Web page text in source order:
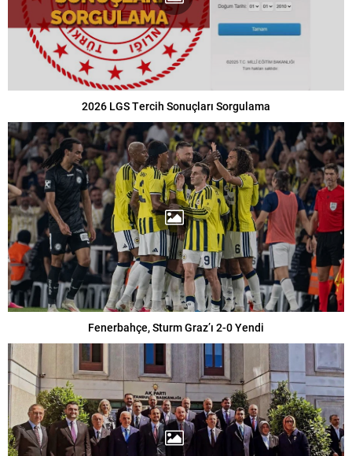
2026 LGS Tercih Sonuçları Sorgulama
Fenerbahçe, Sturm Graz’ı 2-0 Yendi